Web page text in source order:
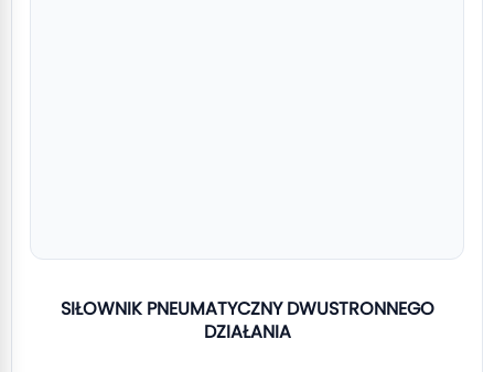
SIŁOWNIK PNEUMATYCZNY DWUSTRONNEGO
DZIAŁANIA